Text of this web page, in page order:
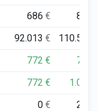
686€ 887
92.013€ 110.511
772€ 750
772€ 1.016
0€ 266